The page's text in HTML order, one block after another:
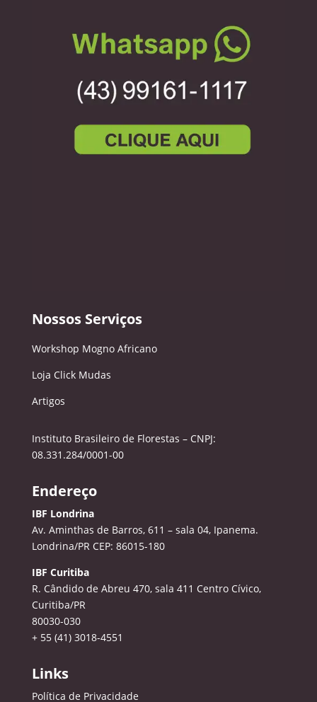
Nossos Serviços
Workshop Mogno Africano
Loja Click Mudas
Artigos
Instituto Brasileiro de Florestas – CNPJ:
08.331.284/0001-00
Endereço
IBF Londrina
Av. Aminthas de Barros, 611 – sala 04, Ipanema.
Londrina/PR CEP: 86015-180
IBF Curitiba
R. Cândido de Abreu 470, sala 411 Centro Cívico,
Curitiba/PR
80030-030
+ 55 (41) 3018-4551
Links
Política de Privacidade